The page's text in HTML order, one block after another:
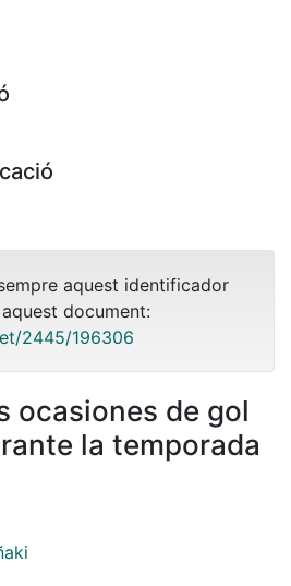
aquest identificador
document:
2445/196306
ocasiones de gol
la temporada